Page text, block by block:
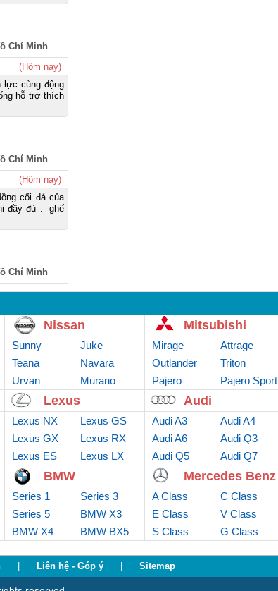
Chí Minh
(Hôm nay)
lực cùng động
hỗ trợ thích
Chí Minh
(Hôm nay)
cối đá của
đầy đủ : -ghế
Chí Minh
Nissan
Sunny
Juke
Teana
Navara
Urvan
Murano
Mitsubishi
Mirage
Attrage
Outlander
Sport
Triton
Pajero
Pajero Sport
Lexus
Lexus NX
Lexus GS
Lexus GX
Lexus RX
Lexus ES
Lexus LX
Audi
Audi A3
Audi A4
Audi A6
Audi Q3
Audi Q5
Audi Q7
BMW
Series 1
Series 3
Series 5
BMW X3
BMW X4
BMW BX5
Mercedes Benz
A Class
C Class
E Class
V Class
S Class
G Class
Liên hệ - Góp ý Sitemap